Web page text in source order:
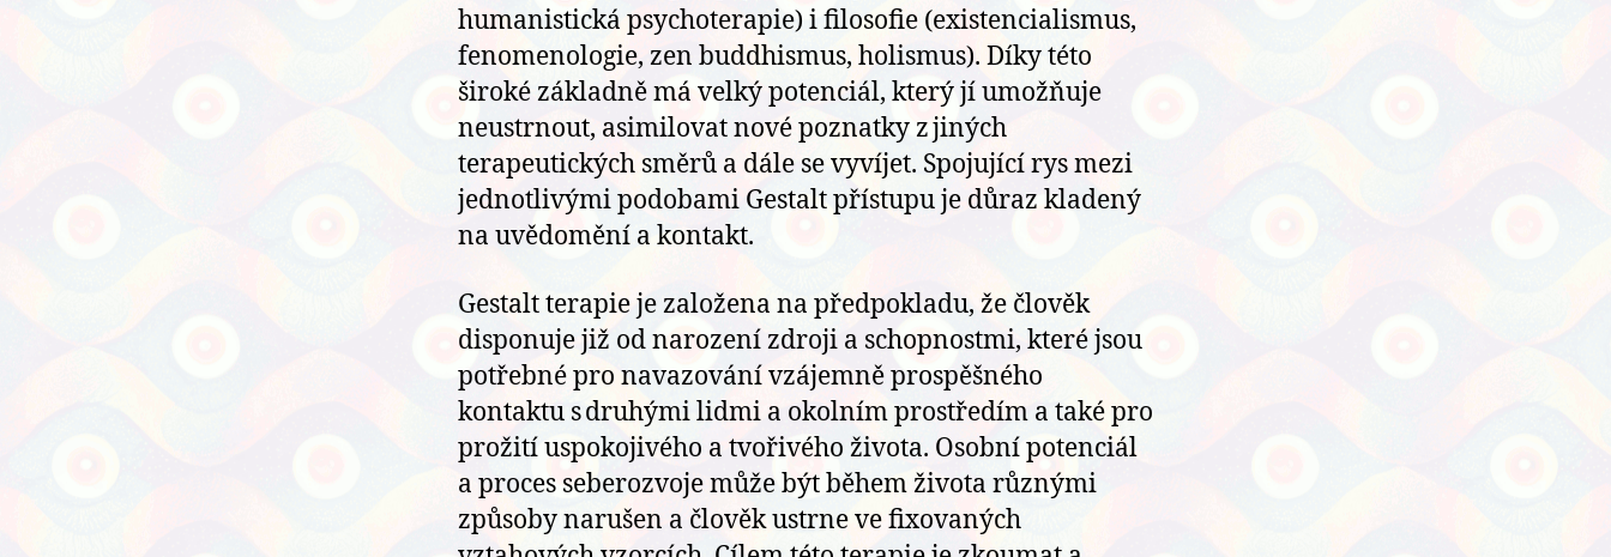
humanistická psychoterapie) i filosofie (existencialismus,
fenomenologie, zen buddhismus, holismus). Díky této
široké základně má velký potenciál, který jí umožňuje
neustrnout, asimilovat nové poznatky z jiných
terapeutických směrů a dále se vyvíjet. Spojující rys mezi
jednotlivými podobami Gestalt přístupu je důraz kladený
na uvědomění a kontakt.
Gestalt terapie je založena na předpokladu, že člověk
disponuje již od narození zdroji a schopnostmi, které jsou
potřebné pro navazování vzájemně prospěšného
kontaktu s druhými lidmi a okolním prostředím a také pro
prožití uspokojivého a tvořivého života. Osobní potenciál
a proces seberozvoje může být během života různými
způsoby narušen a člověk ustrne ve fixovaných